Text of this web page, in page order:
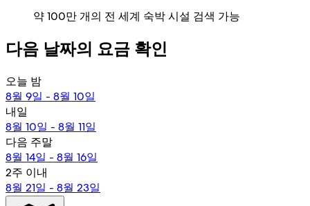
약 100만 개의 전 세계 숙박 시설 검색 가능
다음 날짜의 요금 확인
오늘 밤
8월 9일 - 8월 10일
내일
8월 10일 - 8월 11일
다음 주말
8월 14일 - 8월 16일
2주 이내
8월 21일 - 8월 23일